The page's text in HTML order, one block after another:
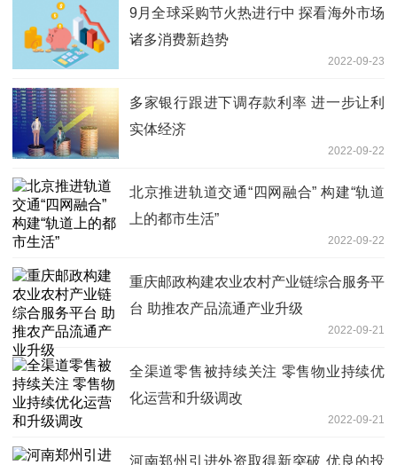
9月全球采购节火热进行中 探看海外市场
诸多消费新趋势
2022-09-23
多家银行跟进下调存款利率 进一步让利
实体经济
2022-09-22
北京推进轨道交通“四网融合” 构建“轨道
上的都市生活”
2022-09-22
重庆邮政构建农业农村产业链综合服务平
台 助推农产品流通产业升级
2022-09-21
全渠道零售被持续关注 零售物业持续优
化运营和升级调改
2022-09-21
河南郑州引进外资取得新突破 优良的投